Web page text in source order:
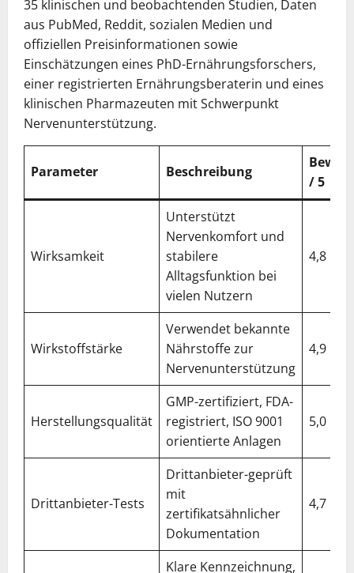
35 klinischen und beobachtenden Studien, Daten
aus PubMed, Reddit, sozialen Medien und
offiziellen Preisinformationen sowie
Einschätzungen eines PhD-Ernährungsforschers,
einer registrierten Ernährungsberaterin und eines
klinischen Pharmazeuten mit Schwerpunkt
Nervenunterstützung.
Parameter Beschreibung
/ 5
Wirksamkeit
Unterstützt
Nervenkomfort und
stabilere
Alltagsfunktion bei
vielen Nutzern
4,8
Wirkstoffstärke
Verwendet bekannte
Nährstoffe zur
Nervenunterstützung
4,9
Herstellungsqualität
GMP-zertifiziert, FDA-
registriert, ISO 9001
orientierte Anlagen
5,0
Drittanbieter-Tests
Drittanbieter-geprüft
mit
zertifikatsähnlicher
Dokumentation
4,7
Klare Kennzeichnung,